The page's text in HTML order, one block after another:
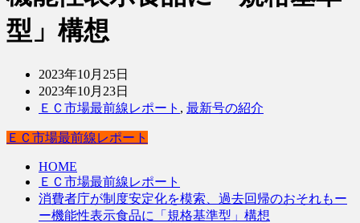
型」構想
2023年10月25日
2023年10月23日
ＥＣ市場最前線レポート , 最新号の紹介
ＥＣ市場最前線レポート
HOME
ＥＣ市場最前線レポート
消費者庁が制度安定化を模索、過去回帰のおそれもー
ー機能性表示食品に「規格基準型」構想